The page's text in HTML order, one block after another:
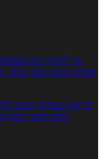
איך להכין בית ומשפחה
ספורט וכושר גופני נשים,
בריאות בצלחת טעים
תזונה לבטן רגועה